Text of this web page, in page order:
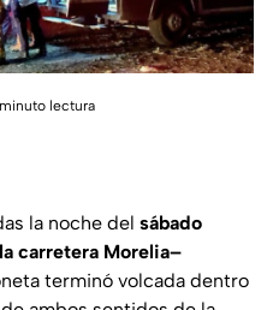
minuto lectura
la noche del sábado
carretera Morelia–
terminó volcada dentro